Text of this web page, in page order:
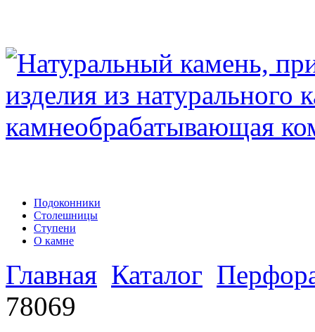
Подоконники
Столешницы
Ступени
О камне
Главная Каталог
78069